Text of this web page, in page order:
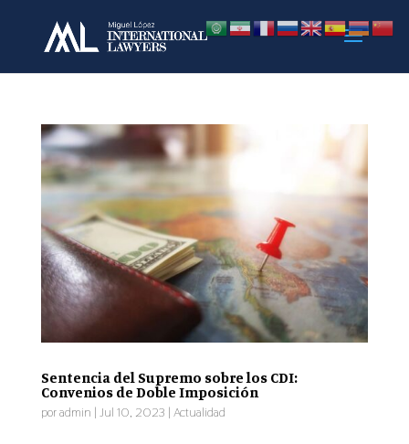
Sentencia del Supremo sobre los CDI:
Convenios de Doble Imposición
poradmin | Jul 10, 2023 | Actualidad